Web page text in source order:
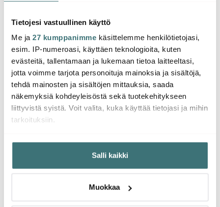
Tietojesi vastuullinen käyttö
Me ja 27 kumppanimme käsittelemme henkilötietojasi,
esim. IP-numeroasi, käyttäen teknologioita, kuten
evästeitä, tallentamaan ja lukemaan tietoa laitteeltasi,
jotta voimme tarjota personoituja mainoksia ja sisältöjä,
tehdä mainosten ja sisältöjen mittauksia, saada
näkemyksiä kohdeyleisöstä sekä tuotekehitykseen
liittyvistä syistä. Voit valita, kuka käyttää tietojasi ja mihin
tarkoituksiin.
Jos sallit, haluamme myös tehdä seuraavia:
Kerätä tietoja maantieteellisestä sijainnistasi,
mahdollisesti muutaman metrin tarkkuudella
aktiivisesti (sormenjäljen muodostaminen)
Salli kaikki
Muokkaa
Saatavilla
Saatat pitää myös näistä